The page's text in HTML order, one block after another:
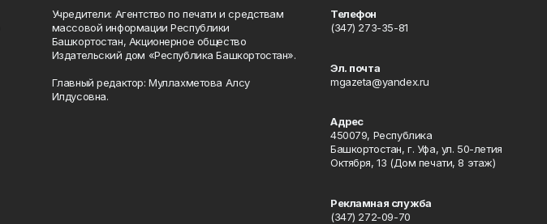
Учредители: Агентство по печати и средствам
массовой информации Республики
Башкортостан, Акционерное общество
Издательский дом «Республика Башкортостан».
Главный редактор: Муллахметова Алсу
Илдусовна.
Телефон
(347) 273-35-81
Эл. почта
mgazeta@yandex.ru
Адрес
450079, Республика
Башкортостан, г. Уфа, ул. 50-летия
Октября, 13 (Дом печати, 8 этаж)
Рекламная служба
(347) 272-09-70